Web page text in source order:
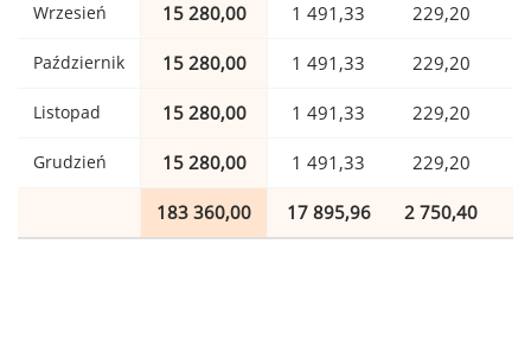
Wrzesień 15 280,00 1 491,33 229,20
Październik 15 280,00 1 491,33 229,20
Listopad 15 280,00 1 491,33 229,20
Grudzień 15 280,00 1 491,33 229,20
183 360,00 17 895,96 2 750,40